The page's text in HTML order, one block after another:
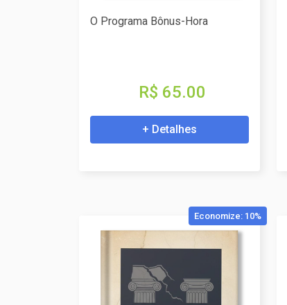
O Programa Bônus-Hora
R$ 65.00
+ Detalhes
Economize: 10%